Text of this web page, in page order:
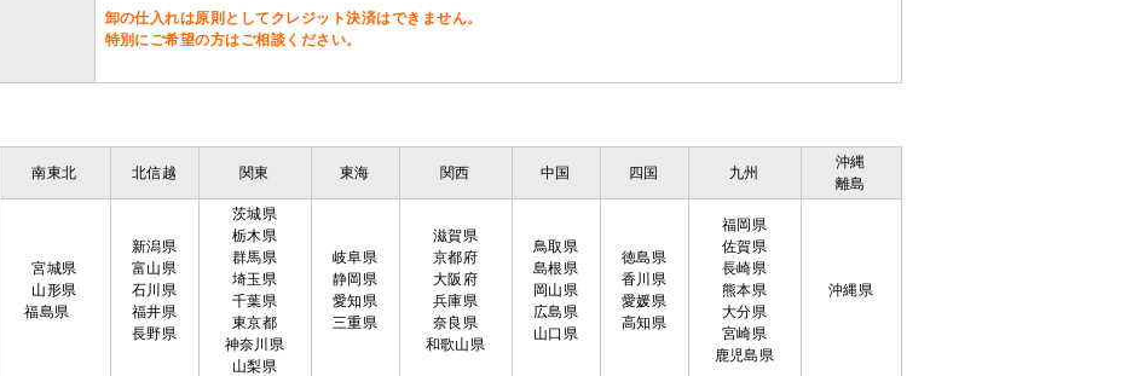
卸の仕入れは原則としてクレジット決済はできません。
特別にご希望の方はご相談ください。
南東北 北信越 関東 東海 関西 中国 四国 九州
沖縄
離島
宮城県
山形県
福島県
新潟県
富山県
石川県
福井県
長野県
茨城県
栃木県
群馬県
埼玉県
千葉県
東京都
神奈川県
山梨県
岐阜県
静岡県
愛知県
三重県
滋賀県
京都府
大阪府
兵庫県
奈良県
和歌山県
鳥取県
島根県
岡山県
広島県
山口県
徳島県
香川県
愛媛県
高知県
福岡県
佐賀県
長崎県
熊本県
大分県
宮崎県
鹿児島県
沖縄県